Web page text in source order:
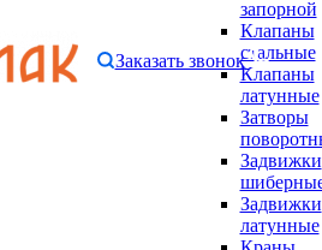
запорной
Клапаны
стальные
Клапаны
латунные
Затворы
Задвижки
Задвижки
латунные
Заказать звонок